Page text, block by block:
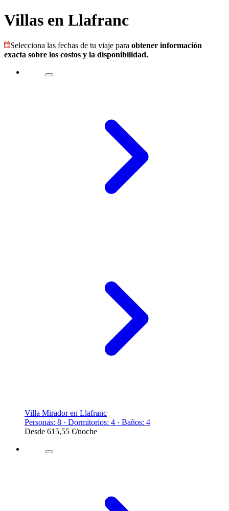
Villas en Llafranc
Selecciona las fechas de tu viaje para obtener información
exacta sobre los costos y la disponibilidad.
Villa Mirador en Llafranc
Personas: 8 · Dormitorios: 4 · Baños: 4
Desde 615,55 €/noche